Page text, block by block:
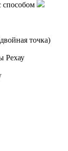
точка)
Рехау